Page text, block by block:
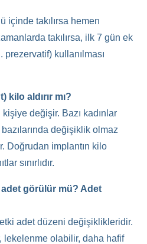
içinde takılırsa hemen
takılırsa, ilk 7 gün ek
kullanılması
kilo aldırır mı?
değişir. Bazı kadınlar
değişiklik olmaz
Doğrudan implantın kilo
sınırlıdır.
adet görülür mü? Adet
adet düzeni değişiklikleridir.
olabilir, daha hafif